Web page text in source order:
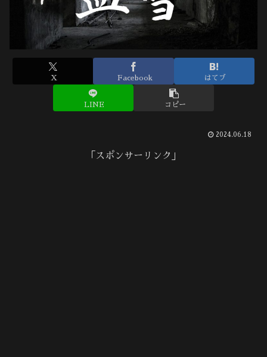
X Facebook はてブ
LINE コピー
2024.06.18
「スポンサーリンク」